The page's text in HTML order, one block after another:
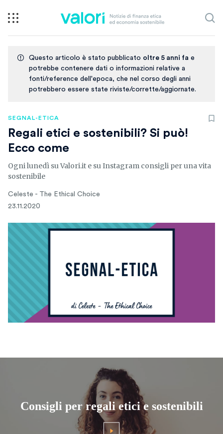
Questo articolo è stato pubblicato oltre 5 anni fa e
potrebbe contenere dati o informazioni relative a
fonti/reference dell'epoca, che nel corso degli anni
potrebbero essere state riviste/corrette/aggiornate.
SEGNAL-ETICA
Regali etici e sostenibili? Si può!
Ecco come
Ogni lunedì su Valori.it e su Instagram consigli per una vita
sostenibile
Celeste - The Ethical Choice
23.11.2020
Consigli per regali etici e sostenibili